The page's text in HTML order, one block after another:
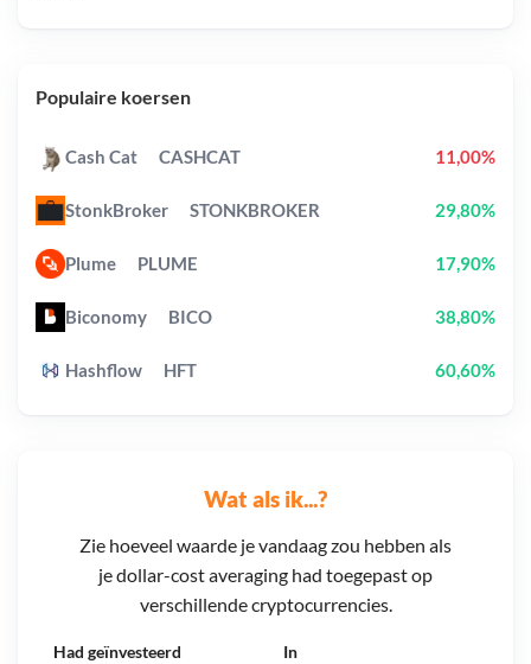
Wat als ik...?
Zie hoeveel waarde je vandaag zou hebben als
je dollar-cost averaging had toegepast op
verschillende cryptocurrencies.
Had geïnvesteerd In
Populaire koersen
Cash Cat CASHCAT 11,00%
StonkBroker STONKBROKER 29,80%
Plume PLUME 17,90%
Biconomy BICO 38,80%
Hashflow HFT 60,60%